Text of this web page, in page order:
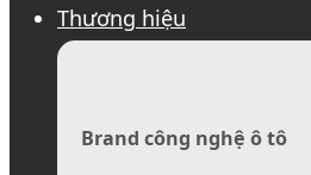
Thương hiệu
Brand công nghệ ô tô